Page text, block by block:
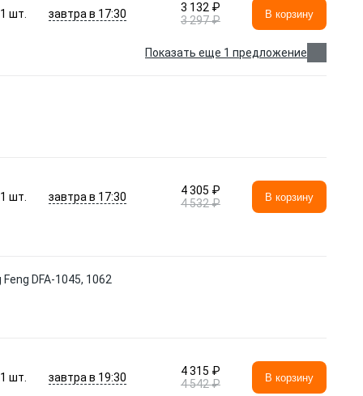
1шт. завтра в 17:30
3 132 ₽
3 297 ₽
В корзину
Показать еще 1 предложение
1шт. завтра в 17:30
4 305 ₽
4 532 ₽
В корзину
DFA-1045, 1062
1шт. завтра в 19:30
4 315 ₽
4 542 ₽
В корзину